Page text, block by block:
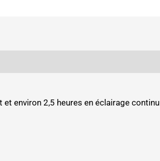
et environ 2,5 heures en éclairage continu